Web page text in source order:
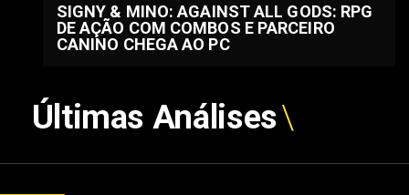
SIGNY & MINO: AGAINST ALL GODS: RPG
DE AÇÃO COM COMBOS E PARCEIRO
CANINO CHEGA AO PC
Últimas Análises